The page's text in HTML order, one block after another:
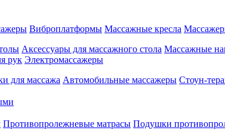
Виброплатформы Массажные кресла
Аксессуары для массажного стола Массажные
рук Электромассажеры
для массажа Автомобильные массажеры Стоун-
Противопролежневые матрасы Подушки